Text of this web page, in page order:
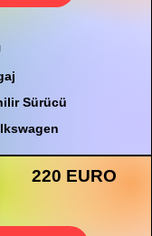
Sürücü
220 EURO